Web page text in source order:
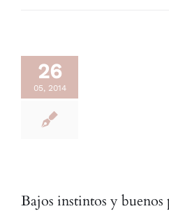
26
05, 2014
Bajos instintos y buenos